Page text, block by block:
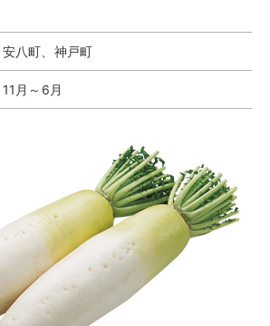
安八町、神戸町
11月～6月